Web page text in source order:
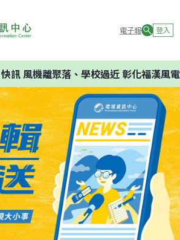
電子報 登入
快訊風機離聚落、學校過近 彰化福漢風電